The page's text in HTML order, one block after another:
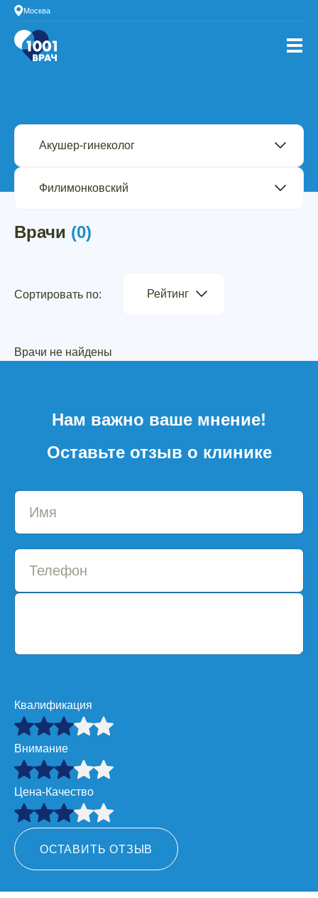
Москва
Врачи (0)
Сортировать по: Рейтинг
Врачи не найдены
Нам важно ваше мнение!
Оставьте отзыв о клинике
Квалификация
Внимание
Цена-Качество
ОСТАВИТЬ ОТЗЫВ